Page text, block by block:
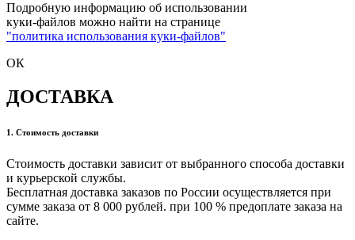
Подробную информацию об использовании
куки-файлов можно найти на странице
"политика использования куки-файлов"
ОК
ДОСТАВКА
1. Стоимость доставки
Стоимость доставки зависит от выбранного способа доставки
и курьерской службы.
Бесплатная доставка заказов по России осуществляется при
сумме заказа от 8 000 рублей. при 100 % предоплате заказа на
сайте.